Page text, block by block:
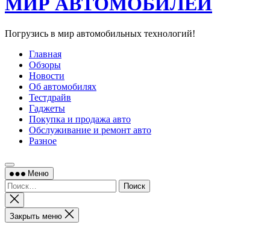
Погрузись в мир автомобильных технологий!
Главная
Обзоры
Новости
Об автомобилях
Тестдрайв
Гаджеты
Покупка и продажа авто
Обслуживание и ремонт авто
Разное
Меню
Найти:
Закрыть
поиск
Закрыть меню